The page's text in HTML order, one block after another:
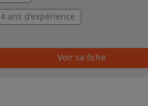
4 ans d'expérience
Voir sa fiche